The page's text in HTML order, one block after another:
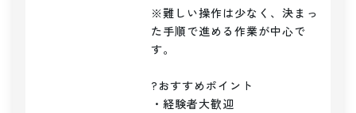
※難しい操作は少なく、決まっ
た手順で進める作業が中心で
す。
?おすすめポイント
・経験者大歓迎